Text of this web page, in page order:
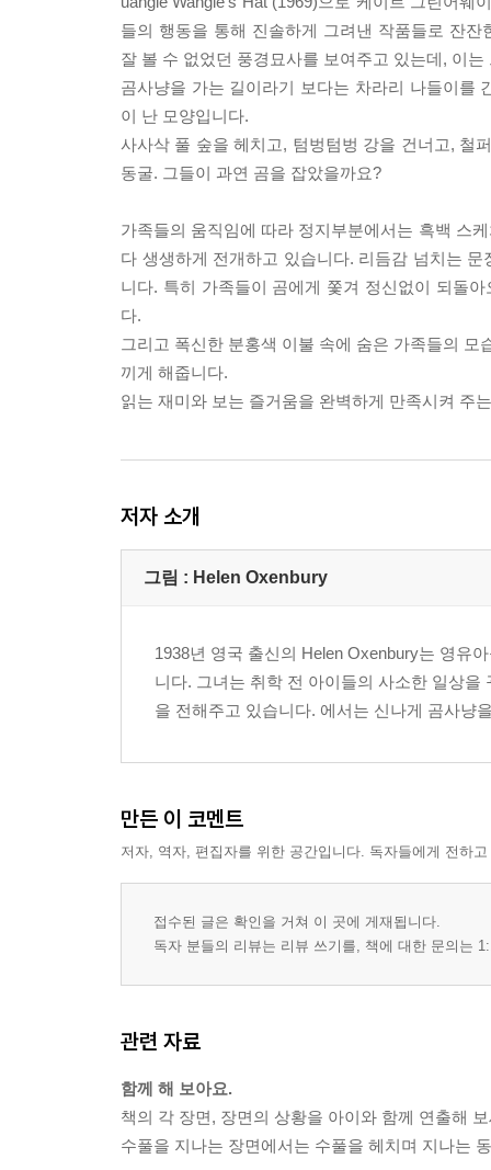
들의 행동을 통해 진솔하게 그려낸 작품들로 잔
잘 볼 수 없었던 풍경묘사를 보여주고 있는데, 이
곰사냥을 가는 길이라기 보다는 차라리 나들이를
이 난 모양입니다.
사사삭 풀 숲을 헤치고, 텀벙텀벙 강을 건너고, 철
동굴. 그들이 과연 곰을 잡았을까요?
가족들의 움직임에 따라 정지부분에서는 흑백 스
다 생생하게 전개하고 있습니다. 리듬감 넘치는
니다. 특히 가족들이 곰에게 쫓겨 정신없이 되돌
다.
그리고 폭신한 분홍색 이불 속에 숨은 가족들의
끼게 해줍니다.
읽는 재미와 보는 즐거움을 완벽하게 만족시켜 주
저자 소개
그림 : Helen Oxenbury
1938년 영국 출신의 Helen Oxenbury는 영유
니다. 그녀는 취학 전 아이들의 사소한 일상
을 전해주고 있습니다. 에서는 신나게 곰사냥
만든 이 코멘트
저자, 역자, 편집자를 위한 공간입니다. 독자들에게 전하
접수된 글은 확인을 거쳐 이 곳에 게재됩니다.
독자 분들의 리뷰는 리뷰 쓰기를, 책에 대한 문의는
관련 자료
함께 해 보아요.
책의 각 장면, 장면의 상황을 아이와 함께 연출해
수풀을 지나는 장면에서는 수풀을 헤치며 지나는